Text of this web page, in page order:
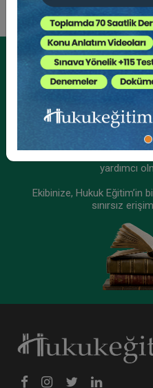
Tüketici Hukuku
İş Kazaları ve Meslek
Kongresi - IX. Oturum
Kurumsal
yardımcı
Ekibinize, Hukuk Eğitim’in
sınırsız